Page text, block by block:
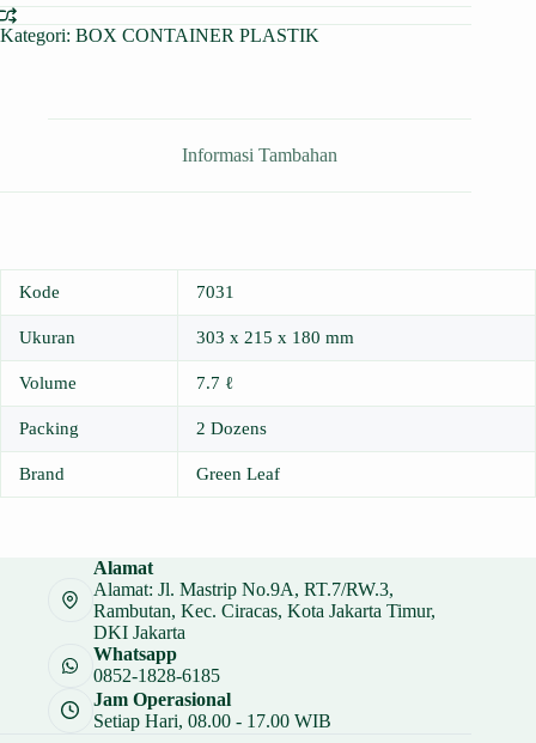
Kategori: BOX CONTAINER PLASTIK
Informasi Tambahan
Kode 7031
Ukuran 303 x 215 x 180 mm
Volume 7.7 ℓ
Packing 2 Dozens
Brand Green Leaf
Alamat
Alamat: Jl. Mastrip No.9A, RT.7/RW.3,
Rambutan, Kec. Ciracas, Kota Jakarta Timur,
DKI Jakarta
Whatsapp
0852-1828-6185
Jam Operasional
Setiap Hari, 08.00 - 17.00 WIB